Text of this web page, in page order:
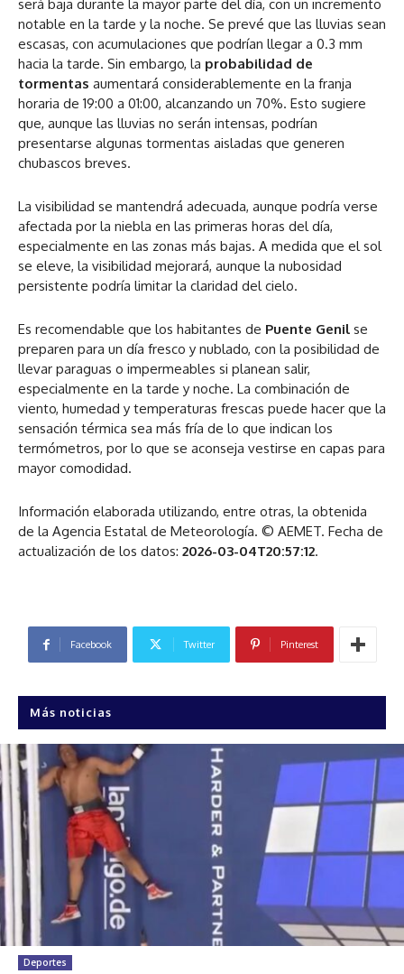
será baja durante la mayor parte del día, con un incremento
notable en la tarde y la noche. Se prevé que las lluvias sean
escasas, con acumulaciones que podrían llegar a 0.3 mm
hacia la tarde. Sin embargo, la probabilidad de
tormentas aumentará considerablemente en la franja
horaria de 19:00 a 01:00, alcanzando un 70%. Esto sugiere
que, aunque las lluvias no serán intensas, podrían
presentarse algunas tormentas aisladas que generen
chubascos breves.
La visibilidad se mantendrá adecuada, aunque podría verse
afectada por la niebla en las primeras horas del día,
especialmente en las zonas más bajas. A medida que el sol
se eleve, la visibilidad mejorará, aunque la nubosidad
persistente podría limitar la claridad del cielo.
Es recomendable que los habitantes de Puente Genil se
preparen para un día fresco y nublado, con la posibilidad de
llevar paraguas o impermeables si planean salir,
especialmente en la tarde y noche. La combinación de
viento, humedad y temperaturas frescas puede hacer que la
sensación térmica sea más fría de lo que indican los
termómetros, por lo que se aconseja vestirse en capas para
mayor comodidad.
Información elaborada utilizando, entre otras, la obtenida
de la Agencia Estatal de Meteorología. © AEMET. Fecha de
actualización de los datos: 2026-03-04T20:57:12.
Facebook Twitter Pinterest
Más noticias
Deportes